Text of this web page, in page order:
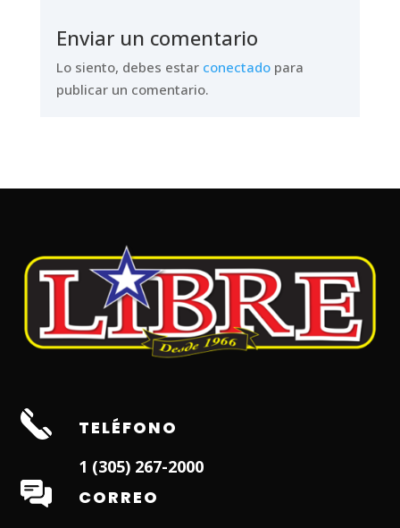
Enviar un comentario
Lo siento, debes estar conectadopara
publicar un comentario.
TELÉFONO
1 (305) 267-2000
CORREO